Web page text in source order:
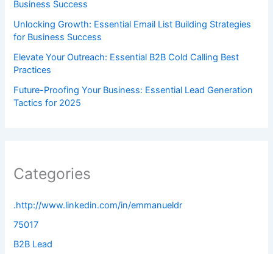
Business Success
Unlocking Growth: Essential Email List Building Strategies
for Business Success
Elevate Your Outreach: Essential B2B Cold Calling Best
Practices
Future-Proofing Your Business: Essential Lead Generation
Tactics for 2025
Categories
.http://www.linkedin.com/in/emmanueldr
75017
B2B Lead